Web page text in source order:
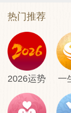
婚姻：仍未
自身：多行
家宅：凡事
开业：必能
迁居：吉，
出行：旅行
热门推荐
2026运势 一